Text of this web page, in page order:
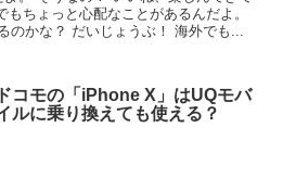
ちょっと心配なことがあるんだよ。
のかな？ だいじょうぶ！ 海外でも...
ドコモの「iPhone X」はUQモバ
ルに乗り換えても使える？